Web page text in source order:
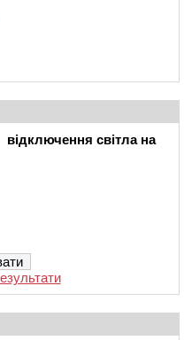
світла на